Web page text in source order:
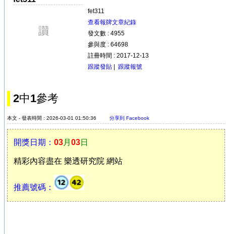
fet311
查看報牌文章紀錄
發文數 : 4955
參與度 : 64698
註冊時間 : 2017-12-13
跟蹤發貼
跟蹤報號
2中1參考
本文 - 發表時間 : 2026-03-01 01:50:36 分享到 Facebook
開獎日期： 03月 03日
精彩內容盡在 樂透研究院 網站
推薦號碼：